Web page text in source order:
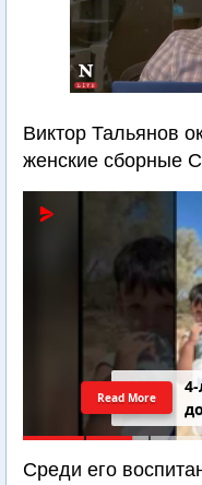
Виктор Тальянов
женские сборные
Read More
Среди его